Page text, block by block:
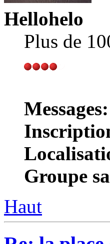
Hellohelo
Plus de
Messages:
Groupe
Haut